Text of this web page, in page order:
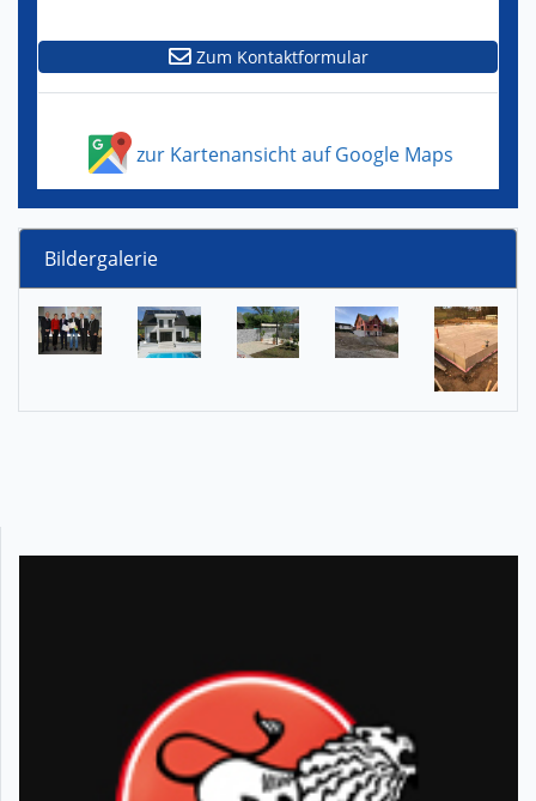
Zum Kontaktformular
zur Kartenansicht auf Google Maps
Bildergalerie